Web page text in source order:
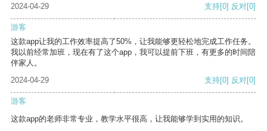
2024-04-29 支持[0] 反对[0]
游客
这款app让我的工作效率提高了50%，让我能够更轻松地完成工作任务。
我以前经常加班，现在有了这个app，我可以提前下班，有更多的时间陪
伴家人。
2024-04-29
支持[0] 反对[0]
游客
这款app的老师非常专业，教学水平很高，让我能够学到实用的知识。